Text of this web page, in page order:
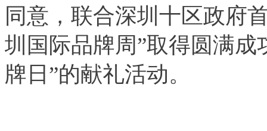
同意，联合深圳十区政府
圳国际品牌周”取得圆满
牌日”的献礼活动。